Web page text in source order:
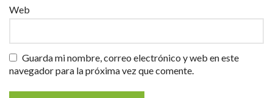
Web
Guarda mi nombre, correo electrónico y web en este
navegador para la próxima vez que comente.